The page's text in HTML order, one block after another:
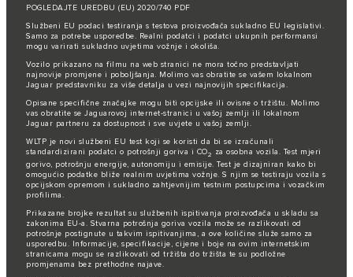
POGLEDAJTE UREDBU (EU) 2020/740 PDF
Službeni EU podaci testiranja s testova proizvođača sukladno EU legislativi.
Samo za potrebe usporedbe. Realni podatci i podatci ukupnih performansi
mogu varirati sukladno uvjetima vožnje i okoliša.
Vozilo prikazano na filmu na web stranici ne mora točno predstavljati
najnovije promjene i poboljšanja. Molimo vas obratite se vašem lokalnom
Jaguar predstavniku za više detalja u vezi najnovijih specifikacija.
Opisane specifične značajke mogu biti opcijske ili ovisne o tržištu. Molimo
vas obratite se Jaguarovoj internet-stranici u vašoj zemlji ili lokalnom
Jaguar partneru za dostupnost i sve uvjete u vašoj zemlji.
WLTP je novi službeni EU test koji se koristi da bi se izračunali
standardizirani podatci o potrošnji goriva i CO2
za osobna vozila. Test mjeri
gorivo, potrošnju energije, autonomiju i emisije. Test je dizajniran kako bi
omogućio podatke bliže realnim uvjetima vožnje. S njim se testiraju vozila s
opcijskom opremom i sukladno zahtjevnijim testnim postupcima i vozačkim
profilima.
Prikazane brojke rezultat su službenih ispitivanja proizvođača u skladu sa
zakonima EU-a. Stvarna potrošnja goriva vozila može se razlikovati od
potrošnje postignute u takvim ispitivanjima, a ove količine služe samo za
usporedbu. Informacije, specifikacije, cijene i boje na ovim internetskim
stranicama mogu se razlikovati od tržišta do tržišta te su podložne
promjenama bez prethodne najave.